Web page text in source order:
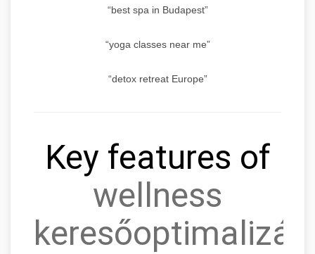
“best spa in Budapest”
“yoga classes near me”
“detox retreat Europe”
Key features of
wellness